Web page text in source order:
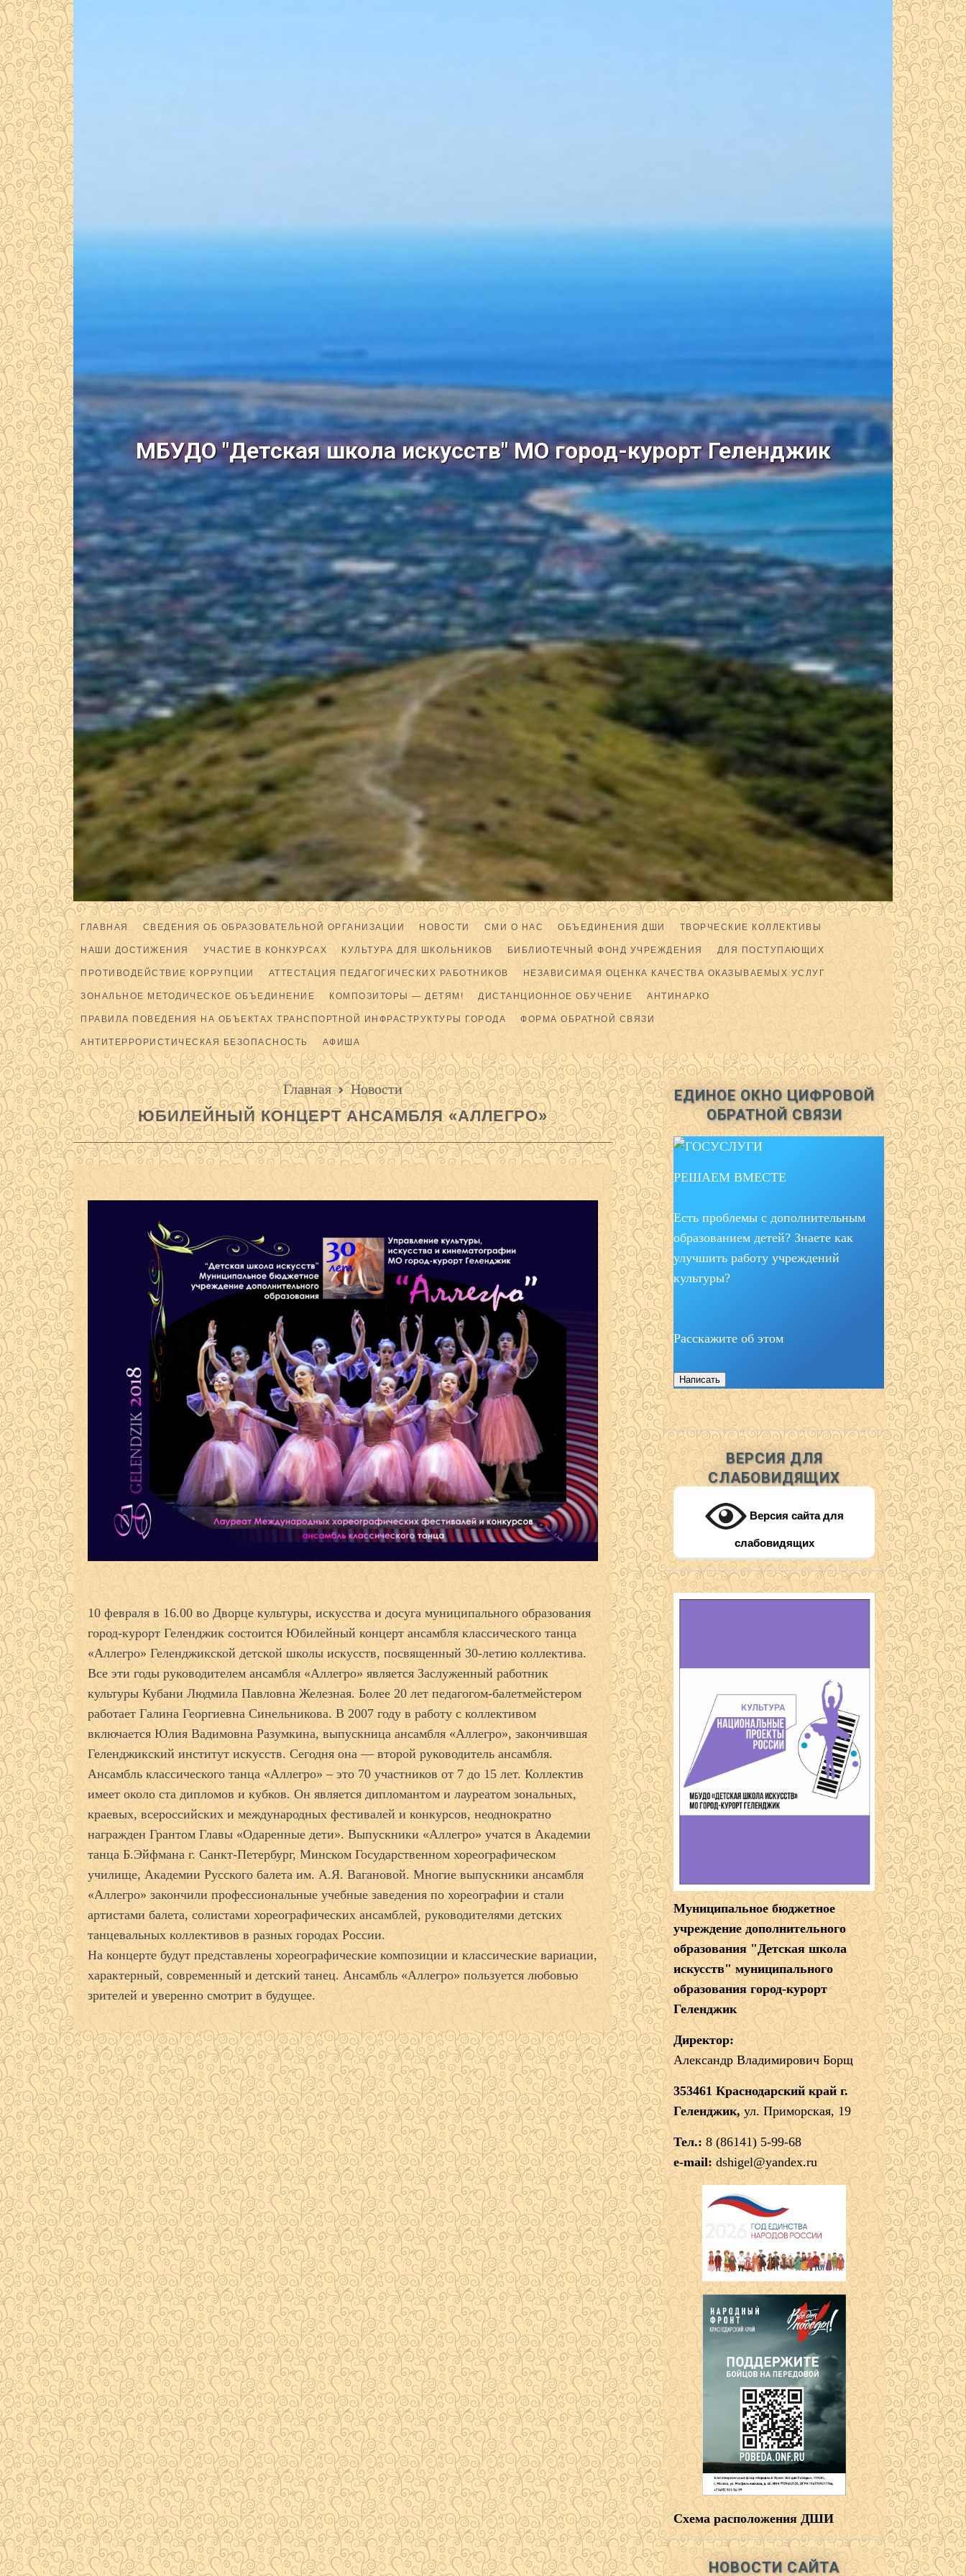
МБУДО "Детская школа искусств" МО город-курорт Геленджик
ГЛАВНАЯ СВЕДЕНИЯ ОБ ОБРАЗОВАТЕЛЬНОЙ ОРГАНИЗАЦИИ НОВОСТИ СМИ О НАС ОБЪЕДИНЕНИЯ ДШИ ТВОРЧЕСКИЕ КОЛЛЕКТИВЫ
НАШИ ДОСТИЖЕНИЯ УЧАСТИЕ В КОНКУРСАХ КУЛЬТУРА ДЛЯ ШКОЛЬНИКОВ БИБЛИОТЕЧНЫЙ ФОНД УЧРЕЖДЕНИЯ ДЛЯ ПОСТУПАЮЩИХ
ПРОТИВОДЕЙСТВИЕ КОРРУПЦИИ АТТЕСТАЦИЯ ПЕДАГОГИЧЕСКИХ РАБОТНИКОВ НЕЗАВИСИМАЯ ОЦЕНКА КАЧЕСТВА ОКАЗЫВАЕМЫХ УСЛУГ
ЗОНАЛЬНОЕ МЕТОДИЧЕСКОЕ ОБЪЕДИНЕНИЕ КОМПОЗИТОРЫ — ДЕТЯМ! ДИСТАНЦИОННОЕ ОБУЧЕНИЕ АНТИНАРКО
ПРАВИЛА ПОВЕДЕНИЯ НА ОБЪЕКТАХ ТРАНСПОРТНОЙ ИНФРАСТРУКТУРЫ ГОРОДА ФОРМА ОБРАТНОЙ СВЯЗИ
АНТИТЕРРОРИСТИЧЕСКАЯ БЕЗОПАСНОСТЬ АФИША
Главная Новости
ЮБИЛЕЙНЫЙ КОНЦЕРТ АНСАМБЛЯ «АЛЛЕГРО»
10 февраля в 16.00 во Дворце культуры, искусства и досуга муниципального образования
город-курорт Геленджик состоится Юбилейный концерт ансамбля классического танца
«Аллегро» Геленджикской детской школы искусств, посвященный 30-летию коллектива.
Все эти годы руководителем ансамбля «Аллегро» является Заслуженный работник
культуры Кубани Людмила Павловна Железная. Более 20 лет педагогом-балетмейстером
работает Галина Георгиевна Синельникова. В 2007 году в работу с коллективом
включается Юлия Вадимовна Разумкина, выпускница ансамбля «Аллегро», закончившая
Геленджикский институт искусств. Сегодня она — второй руководитель ансамбля.
Ансамбль классического танца «Аллегро» – это 70 участников от 7 до 15 лет. Коллектив
имеет около ста дипломов и кубков. Он является дипломантом и лауреатом зональных,
краевых, всероссийских и международных фестивалей и конкурсов, неоднократно
награжден Грантом Главы «Одаренные дети». Выпускники «Аллегро» учатся в Академии
танца Б.Эйфмана г. Санкт-Петербург, Минском Государственном хореографическом
училище, Академии Русского балета им. А.Я. Вагановой. Многие выпускники ансамбля
«Аллегро» закончили профессиональные учебные заведения по хореографии и стали
артистами балета, солистами хореографических ансамблей, руководителями детских
танцевальных коллективов в разных городах России.
На концерте будут представлены хореографические композиции и классические вариации,
характерный, современный и детский танец. Ансамбль «Аллегро» пользуется любовью
зрителей и уверенно смотрит в будущее.
ЕДИНОЕ ОКНО ЦИФРОВОЙ
ОБРАТНОЙ СВЯЗИ
РЕШАЕМ ВМЕСТЕ
Есть проблемы с дополнительным
образованием детей? Знаете как
улучшить работу учреждений
культуры?
Расскажите об этом
Написать
ВЕРСИЯ ДЛЯ
СЛАБОВИДЯЩИХ
Версия сайта для
слабовидящих
Муниципальное бюджетное
учреждение дополнительного
образования "Детская школа
искусств" муниципального
образования город-курорт
Геленджик
Директор:
Александр Владимирович Борщ
353461 Краснодарский край г.
Геленджик, ул. Приморская, 19
Тел.: 8 (86141) 5-99-68
e-mail: dshigel@yandex.ru
Схема расположения ДШИ
НОВОСТИ САЙТА